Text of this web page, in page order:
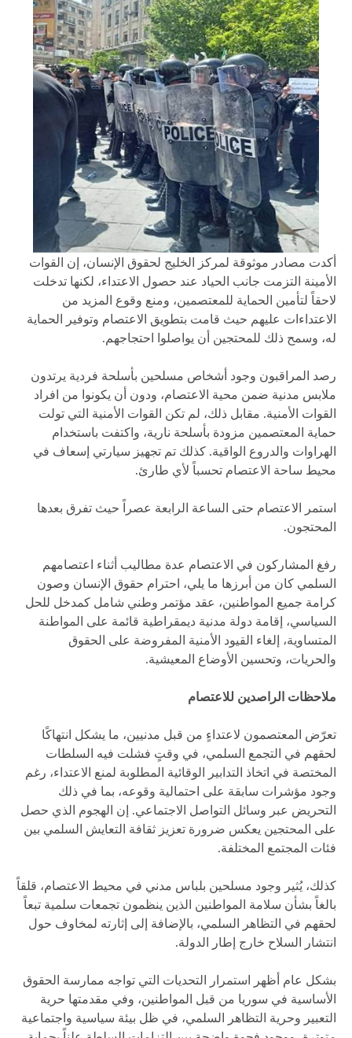
أكدت مصادر موثوقة لمركز الخليج لحقوق الإنسان، إن القوات
الأمينة التزمت جانب الحياد عند حصول الاعتداء، لكنها تدخلت
لاحقاً لتأمين الحماية للمعتصمين، ومنع وقوع المزيد من
الاعتداءات عليهم حيث قامت بتطويق الاعتصام وتوفير الحماية
له، وسمح ذلك للمحتجين أن يواصلوا احتجاجهم.
رصد المراقبون وجود أشخاص مسلحين بأسلحة فردية يرتدون
ملابس مدنية ضمن محية الاعتصام، ودون أن يكونوا من افراد
القوات الأمنية. مقابل ذلك، لم تكن القوات الأمنية التي تولت
حماية المعتصمين مزودة بأسلحة نارية، واكتفت باستخدام
الهراوات والدروع الواقية. كذلك تم تجهيز سيارتي إسعاف في
محيط ساحة الاعتصام تحسباً لأي طارئ.
استمر الاعتصام حتى الساعة الرابعة عصراً حيث تفرق بعدها
المحتجون.
رفغ المشاركون في الاعتصام عدة مطاليب أثناء اعتصامهم
السلمي كان من أبرزها ما يلي، احترام حقوق الإنسان وصون
كرامة جميع المواطنين، عقد مؤتمر وطني شامل كمدخل للحل
السياسي، إقامة دولة مدنية ديمقراطية قائمة على المواطنة
المتساوية، إلغاء القيود الأمنية المفروضة على الحقوق
والحريات، وتحسين الأوضاع المعيشية.
ملاحظات الراصدين للاعتصام
تعرّض المعتصمون لاعتداءٍ من قبل مدنيين، ما يشكل انتهاكًا
لحقهم في التجمع السلمي، في وقتٍ فشلت فيه السلطات
المختصة في اتخاذ التدابير الوقائية المطلوبة لمنع الاعتداء، رغم
وجود مؤشرات سابقة على احتمالية وقوعه، بما في ذلك
التحريض عبر وسائل التواصل الاجتماعي. إن الهجوم الذي حصل
على المحتجين يعكس ضرورة تعزيز ثقافة التعايش السلمي بين
فئات المجتمع المختلفة.
كذلك، يُثير وجود مسلحين بلباس مدني في محيط الاعتصام، قلقاً
بالغاً بشأن سلامة المواطنين الذين ينظمون تجمعات سلمية تبعاً
لحقهم في التظاهر السلمي، بالإضافة إلى إثارته لمخاوف حول
انتشار السلاح خارج إطار الدولة.
بشكل عام أظهر استمرار التحديات التي تواجه ممارسة الحقوق
الأساسية في سوريا من قبل المواطنين، وفي مقدمتها حرية
التعبير وحرية التظاهر السلمي، في ظل بيئة سياسية واجتماعية